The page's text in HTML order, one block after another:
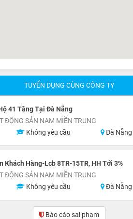
TUYỂN DỤNG CÙNG CÔNG TY
41 Tầng Tại Đà Nẵng
ĐỘNG SẢN NAM MIỀN TRUNG
Không yêu cầu Đà Nẵng
Khách Hàng-Lcb 8TR-15TR, HH Tới 3%
ĐỘNG SẢN NAM MIỀN TRUNG
Không yêu cầu Đà Nẵng
Báo cáo sai phạm